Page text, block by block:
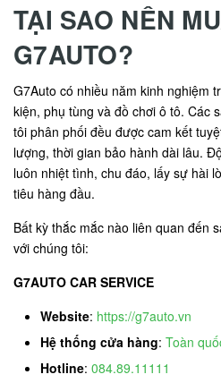
TẠI SAO NÊN
G7AUTO?
G7Auto có nhiều năm kinh nghiệm
kiện, phụ tùng và đồ chơi ô tô. Các
tôi phân phối đều được cam kết
lượng, thời gian bảo hành dài lâu.
luôn nhiệt tình, chu đáo, lấy sự hài
tiêu hàng đầu.
Bất kỳ thắc mắc nào liên quan đến
với chúng tôi:
G7AUTO CAR SERVICE
Website: https://g7auto.vn
Hệ thống cửa hàng: Toàn
Hotline: 084.89.11111